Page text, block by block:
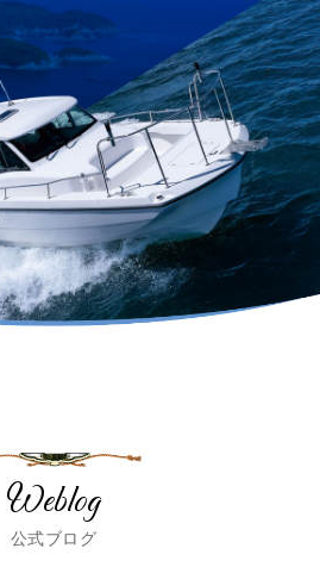
公式ブログ
Weblog